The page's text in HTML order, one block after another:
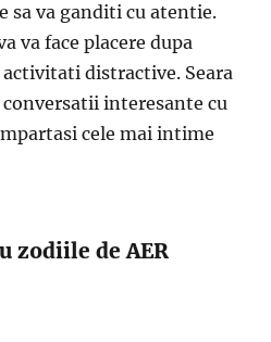
sa va ganditi cu atentie.
va face placere dupa
distractive. Seara
interesante cu
cele mai intime
zodiile de AER